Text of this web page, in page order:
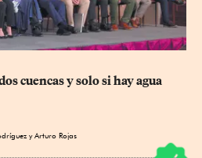
cuencas y solo si hay agua
yArturo Rojas